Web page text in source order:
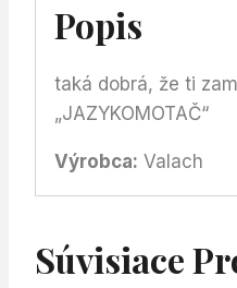
Popis
taká dobrá, že ti
„JAZYKOMOTAČ“
Výrobca: Valach
Súvisiace